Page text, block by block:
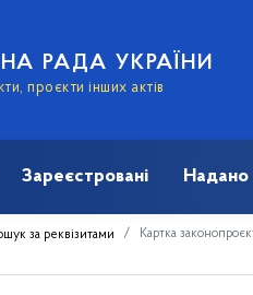
РАДА УКРАЇНИ
проєкти інших актів
Зареєстровані Надано
за реквізитами Картка